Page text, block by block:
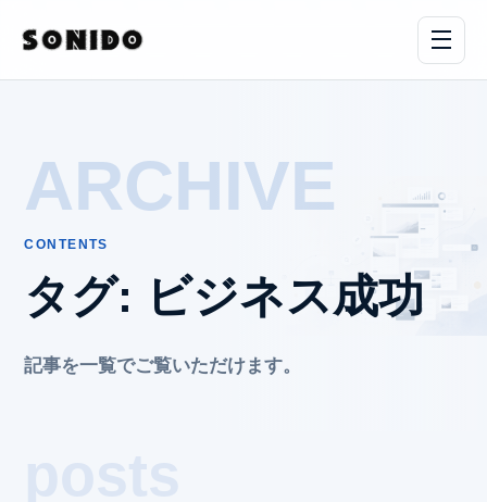
ARCHIVE
CONTENTS
タグ: ビジネス成功
記事を一覧でご覧いただけます。